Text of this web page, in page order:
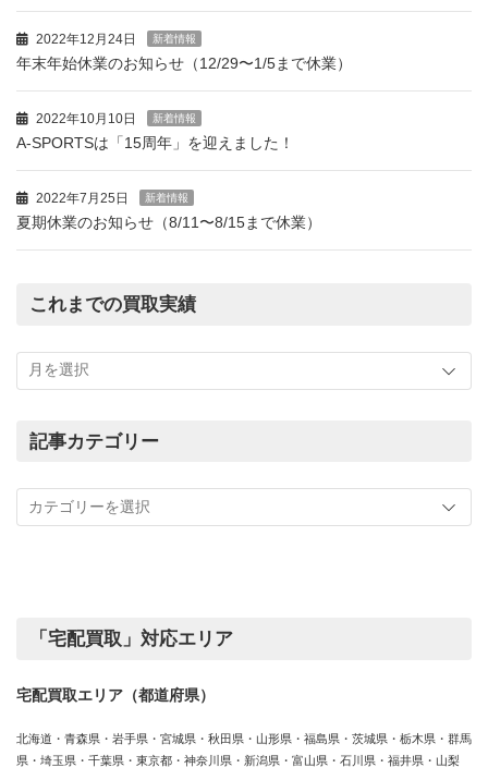
2022年12月24日 新着情報
年末年始休業のお知らせ（12/29〜1/5まで休業）
2022年10月10日 新着情報
A-SPORTSは「15周年」を迎えました！
2022年7月25日 新着情報
夏期休業のお知らせ（8/11〜8/15まで休業）
これまでの買取実績
ま
の
績
記事カテゴリー
カ
「宅配買取」対応エリア
宅配買取エリア（都道府県）
北海道・青森県・岩手県・宮城県・秋田県・山形県・福島県・茨城県・栃木県・群馬
県・埼玉県・千葉県・東京都・神奈川県・新潟県・富山県・石川県・福井県・山梨